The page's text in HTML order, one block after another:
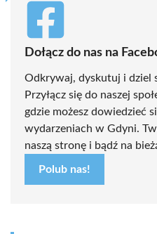
Dołącz do nas na
Odkrywaj, dyskutuj i dziel
Przyłącz się do naszej
gdzie możesz dowiedzieć
wydarzeniach w Gdyni.
naszą stronę i bądź na
Polub nas!